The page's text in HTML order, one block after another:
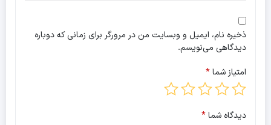
ذخیره نام، ایمیل و وبسایت من در مرورگر برای زمانی که دوباره
دیدگاهی می‌نویسم.
امتیاز شما*
دیدگاه شما*